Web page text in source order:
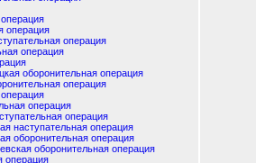
операция
операция
операция
оборонительная операция
операция
операция
операция
наступательная операция
оборонительная операция
оборонительная операция
операция